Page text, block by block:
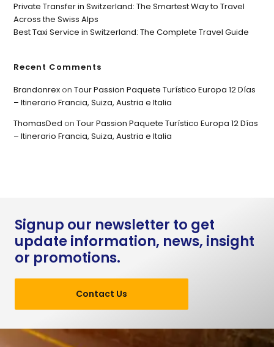
Private Transfer in Switzerland: The Smartest Way to Travel
Across the Swiss Alps
Best Taxi Service in Switzerland: The Complete Travel Guide
Recent Comments
BrandonrexonTour Passion Paquete Turístico Europa 12 Días
– Itinerario Francia, Suiza, Austria e Italia
ThomasDed onTour Passion Paquete Turístico Europa 12 Días
– Itinerario Francia, Suiza, Austria e Italia
Signup our newsletter to get
update information, news, insight
or promotions.
Contact Us